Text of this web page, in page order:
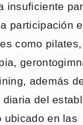
insuficiente
participación
como pilates,
además
diaria del
ubicado en las